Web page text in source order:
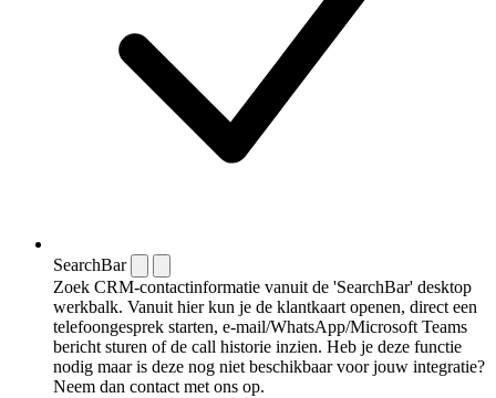
SearchBar
Zoek CRM-contactinformatie vanuit de 'SearchBar' desktop
werkbalk. Vanuit hier kun je de klantkaart openen, direct een
telefoongesprek starten, e-mail/WhatsApp/Microsoft Teams
bericht sturen of de call historie inzien. Heb je deze functie
nodig maar is deze nog niet beschikbaar voor jouw integratie?
Neem dan contact met ons op.